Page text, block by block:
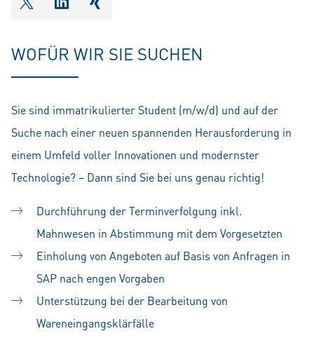
shareOntwitter
shareOnlinkedIn
shareOnxing
WOFÜR WIR SIE SUCHEN
Sie sind immatrikulierter Student (m/w/d) und auf der
Suche nach einer neuen spannenden Herausforderung in
einem Umfeld voller Innovationen und modernster
Technologie? – Dann sind Sie bei uns genau richtig!
Durchführung der Terminverfolgung inkl.
Mahnwesen in Abstimmung mit dem Vorgesetzten
Einholung von Angeboten auf Basis von Anfragen in
SAP nach engen Vorgaben
Unterstützung bei der Bearbeitung von
Wareneingangsklärfälle